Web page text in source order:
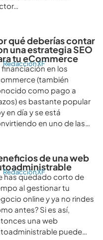
qué deberías contar
una estrategia SEO
tu eCommerce
Redacción XF
financiación en los
(también
como pago a
es bastante popular
en día y se está
en uno de las…
de una web
Redacción XF
has quedado corto de
al gestionar tu
online y ya no rindes
antes? Si es así,
una web
puede…